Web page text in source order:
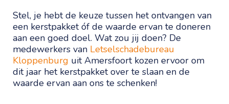
Stel, je hebt de keuze tussen het ontvangen van
een kerstpakket óf de waarde ervan te doneren
aan een goed doel. Wat zou jij doen? De
medewerkers van Letselschadebureau
Kloppenburg uit Amersfoort kozen ervoor om
dit jaar het kerstpakket over te slaan en de
waarde ervan aan ons te schenken!